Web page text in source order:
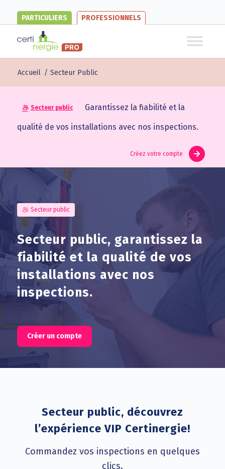
PARTICULIERS PROFESSIONNELS
Accueil / Secteur Public
Secteur public Garantissez la fiabilité et la
qualité de vos installations avec nos inspections.
Créez votre compte
Secteur public
Secteur public, garantissez la
fiabilité et la qualité de vos
installations avec nos
inspections.
Créer un compte
Secteur public, découvrez
l’expérience VIP Certinergie!
Commandez vos inspections en quelques
clics.